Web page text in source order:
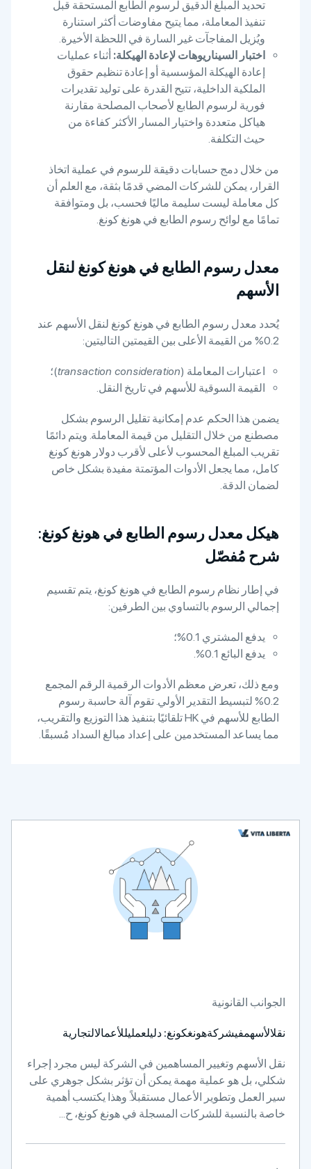
تحديد المبلغ الدقيق لرسوم الطابع المستحقة قبل
تنفيذ المعاملة، مما يتيح مفاوضات أكثر استنارة
ويُزيل المفاجآت غير السارة في اللحظة الأخيرة.
اختبار السيناريوهات لإعادة الهيكلة:أثناء عمليات
إعادة الهيكلة المؤسسية أو إعادة تنظيم حقوق
الملكية الداخلية، تتيح القدرة على توليد تقديرات
فورية لرسوم الطابع لأصحاب المصلحة مقارنة
هياكل متعددة واختيار المسار الأكثر كفاءة من
حيث التكلفة.
من خلال دمج حسابات دقيقة للرسوم في عملية اتخاذ
القرار، يمكن للشركات المضي قدمًا بثقة، مع العلم أن
كل معاملة ليست سليمة ماليًا فحسب، بل ومتوافقة
تمامًا مع لوائح رسوم الطابع في هونغ كونغ.
معدل رسوم الطابع في هونغ كونغ لنقل
الأسهم
يُحدد معدل رسوم الطابع في هونغ كونغ لنقل الأسهم عند
0.2% من القيمة الأعلى بين القيمتين التاليتين:
اعتبارات المعاملة ( transaction consideration)؛
القيمة السوقية للأسهم في تاريخ النقل.
يضمن هذا الحكم عدم إمكانية تقليل الرسوم بشكل
مصطنع من خلال التقليل من قيمة المعاملة. ويتم دائمًا
تقريب المبلغ المحسوب لأعلى لأقرب دولار هونغ كونغ
كامل، مما يجعل الأدوات المؤتمتة مفيدة بشكل خاص
لضمان الدقة.
هيكل معدل رسوم الطابع في هونغ كونغ:
شرح مُفصّل
في إطار نظام رسوم الطابع في هونغ كونغ، يتم تقسيم
إجمالي الرسوم بالتساوي بين الطرفين:
يدفع المشتري 0.1%؛
يدفع البائع 0.1%.
ومع ذلك، تعرض معظم الأدوات الرقمية الرقم المجمع
0.2% لتبسيط التقدير الأولي. تقوم آلة حاسبة رسوم
الطابع للأسهم في HK تلقائيًا بتنفيذ هذا التوزيع والتقريب،
مما يساعد المستخدمين على إعداد مبالغ السداد مُسبقًا.
الجوانب القانونية
نقلالأسهمفيشركةهونغكونغ: دليلعمليللأعمالالتجارية
نقل الأسهم وتغيير المساهمين في الشركة ليس مجرد إجراء
شكلي، بل هو عملية مهمة يمكن أن تؤثر بشكل جوهري على
سير العمل وتطوير الأعمال مستقبلاً. وهذا يكتسب أهمية
خاصة بالنسبة للشركات المسجلة في هونغ كونغ، ح...